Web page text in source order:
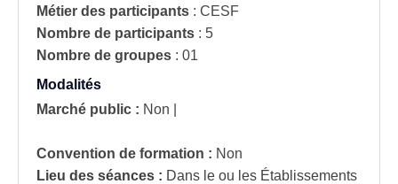
Métier des participants : CESF
Nombre de participants : 5
Nombre de groupes : 01
Modalités
Marché public : Non
Convention de formation : Non
Lieu des séances : Dans le ou les Établissements